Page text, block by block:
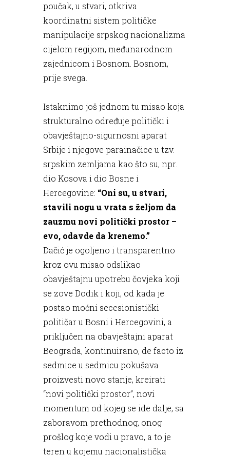
poučak, u stvari, otkriva
koordinatni sistem političke
manipulacije srpskog nacionalizma
cijelom regijom, međunarodnom
zajednicom i Bosnom. Bosnom,
prije svega.
Istaknimo još jednom tu misao koja
strukturalno određuje politički i
obavještajno-sigurnosni aparat
Srbije i njegove parainačice u tzv.
srpskim zemljama kao što su, npr.
dio Kosova i dio Bosne i
Hercegovine: “Oni su, u stvari,
stavili nogu u vrata s željom da
zauzmu novi politički prostor –
evo, odavde da krenemo.”
Dačić je ogoljeno i transparentno
kroz ovu misao odslikao
obavještajnu upotrebu čovjeka koji
se zove Dodik i koji, od kada je
postao moćni secesionistički
političar u Bosni i Hercegovini, a
priključen na obavještajni aparat
Beograda, kontinuirano, de facto iz
sedmice u sedmicu pokušava
proizvesti novo stanje, kreirati
“novi politički prostor”, novi
momentum od kojeg se ide dalje, sa
zaboravom prethodnog, onog
prošlog koje vodi u pravo, a to je
teren u kojemu nacionalistička